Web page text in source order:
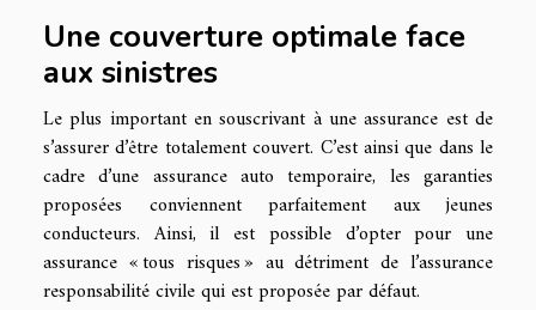
Une couverture optimale face
aux sinistres
Le plus important en souscrivant à une assurance est de
s’assurer d’être totalement couvert. C’est ainsi que dans le
cadre d’une assurance auto temporaire, les garanties
proposées conviennent parfaitement aux jeunes
conducteurs. Ainsi, il est possible d’opter pour une
assurance « tous risques » au détriment de l’assurance
responsabilité civile qui est proposée par défaut.